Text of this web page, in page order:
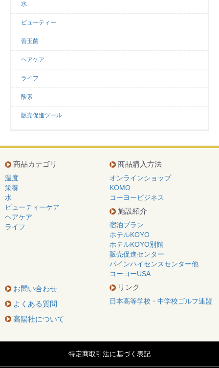
水
ビューティー
善玉菌
ヘアケア
ライフ
酸素
販売促進ツール
商品カテゴリ
温度
栄養
水
ビューティーケア
ヘアケア
ライフ
商品購入方法
オンラインショップ
KOMO
コーヨービジネス
施設紹介
宿泊プラン
ホテルKOYO
ホテルKOYO別館
販売促進センター
パインハイセンスセンター他
コーヨーUSA
お問い合わせ
よくある質問
高陽社について
リンク
日本高等学校・中学校ゴルフ連盟
特定商取引法に基づく表記